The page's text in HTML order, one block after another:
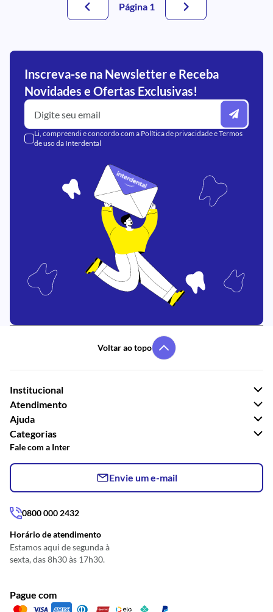
Página 1
Inscreva-se na Newsletter e Receba
Novidades e Ofertas Exclusivas!
Li, compreendi e concordo com a Política de privacidadeeTermos
de usoda Interdental
Voltar ao topo
Institucional
Atendimento
Ajuda
Categorias
Fale com a Inter
Envie um e-mail
0800 000 2432
Horário de atendimento
Estamos aqui de segunda à
sexta, das 8h30 às 17h30.
Pague com